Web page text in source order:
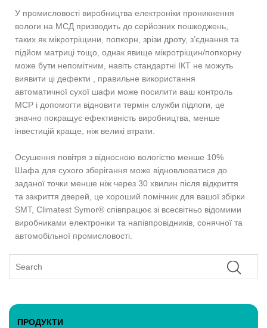
У промисловості виробництва електроніки проникнення
вологи на МСД призводить до серйозних пошкоджень,
таких як мікротріщини, попкорн, зрізи дроту, з’єднання та
підйом матриці тощо, однак явище мікротріщин/попкорну
може бути непомітним, навіть стандартні ІКТ не можуть
виявити ці дефекти , правильне використання
автоматичної сухої шафи може посилити ваш контроль
МСР і допомогти відновити термін служби підлоги, це
значно покращує ефективність виробництва, менше
інвестицій краще, ніж великі втрати.
Осушення повітря з відносною вологістю менше 10%
Шафа для сухого зберігання може відновлюватися до
заданої точки менше ніж через 30 хвилин після відкриття
та закриття дверей, це хороший помічник для вашої збірки
SMT, Climatest Symor® співпрацює зі всесвітньо відомими
виробниками електроніки та напівпровідників, сонячної та
автомобільної промисловості.
ПРОДУКТИ